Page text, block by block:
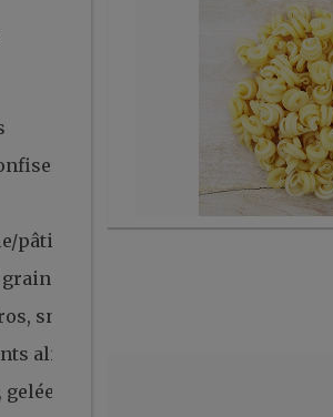
chocolats, snacks
pâtisseries
snacks, crackers ...
alimentaires & plantes
compotes, purées, pâtes à